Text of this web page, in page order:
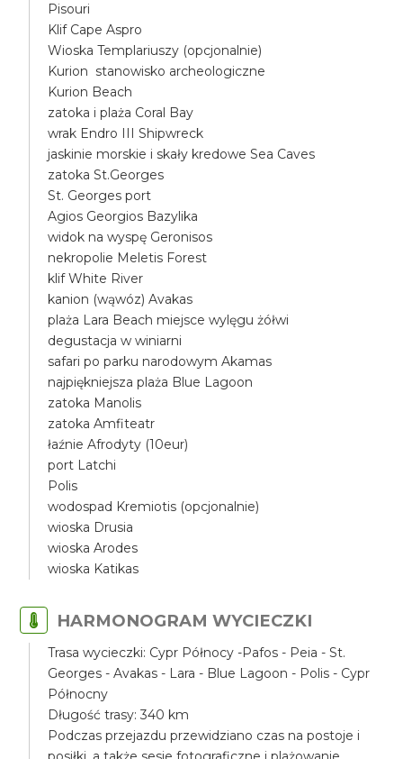
Pisouri
Klif Cape Aspro
Wioska Templariuszy (opcjonalnie)
Kurion stanowisko archeologiczne
Kurion Beach
zatoka i plaża Coral Bay
wrak Endro III Shipwreck
jaskinie morskie i skały kredowe Sea Caves
zatoka St.Georges
St. Georges port
Agios Georgios Bazylika
widok na wyspę Geronisos
nekropolie Meletis Forest
klif White River
kanion (wąwóz) Avakas
plaża Lara Beach miejsce wylęgu żółwi
degustacja w winiarni
safari po parku narodowym Akamas
najpiękniejsza plaża Blue Lagoon
zatoka Manolis
zatoka Amfiteatr
łaźnie Afrodyty (10eur)
port Latchi
Polis
wodospad Kremiotis (opcjonalnie)
wioska Drusia
wioska Arodes
wioska Katikas
HARMONOGRAM WYCIECZKI
Trasa wycieczki: Cypr Północy -Pafos - Peia - St.
Georges - Avakas - Lara - Blue Lagoon - Polis - Cypr
Północny
Długość trasy: 340 km
Podczas przejazdu przewidziano czas na postoje i